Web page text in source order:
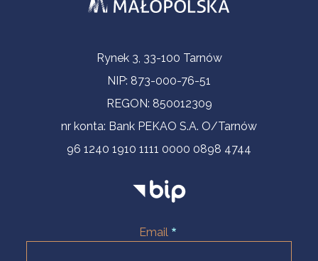
Informacje kontaktoweRynek 3, 33-100 Tarnów
NIP: 873-000-76-51
REGON: 850012309
nr konta: Bank PEKAO S.A. O/Tarnów
96 1240 1910 1111 0000 0898 4744
Email